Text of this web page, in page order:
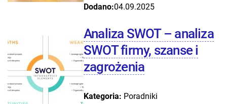
Dodano:04.09.2025
Analiza SWOT – analiza
SWOT firmy, szanse i
zagrożenia
Kategoria: Poradniki